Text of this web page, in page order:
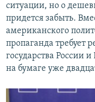
ситуации, но о
придется забыть.
американского
пропаганда требует
государства России
на бумаге уже